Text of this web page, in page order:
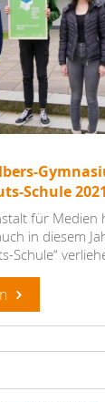
Schule
für
in diesem
Schule“